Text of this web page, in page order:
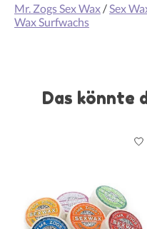
Mr. Zogs Sex Wax / Sex
Wax Surfwachs
Das könnte
Produkt-Karussell-Artikel